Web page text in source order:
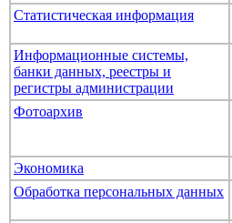
Статистическая информация
Информационные системы,
банки данных, реестры и
регистры администрации
Фотоархив
Экономика
Обработка персональных данных